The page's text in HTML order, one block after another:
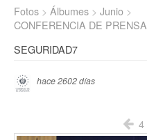
Fotos Álbumes
Junio
CONFERENCIA DE
SEGURIDAD7
hace 2602 días
4